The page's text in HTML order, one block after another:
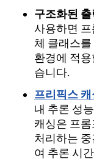
구조화된 출
사용하면
체 클래스
환경에 적
습니다.
프리픽스 캐
내 추론 성
캐싱은 프
처리하는
여 추론 시